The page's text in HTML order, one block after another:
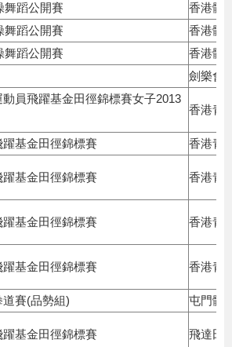
舞蹈公開賽
香港體
舞蹈公開賽
香港體
舞蹈公開賽
香港體
劍樂會
員飛躍基金田徑錦標賽女子2013
香港青
基金田徑錦標賽 香港青
基金田徑錦標賽 香港青
基金田徑錦標賽 香港青
基金田徑錦標賽 香港青
賽(品勢組) 屯門體
基金田徑錦標賽 飛達田